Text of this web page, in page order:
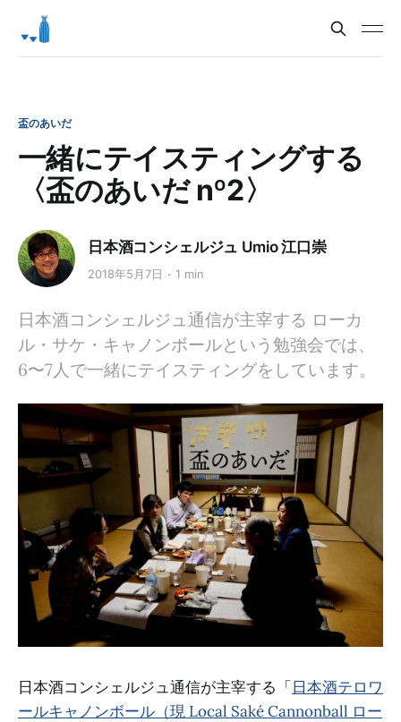
盃のあいだ
一緒にテイスティングする
〈盃のあいだ nº2〉
日本酒コンシェルジュ Umio 江口崇
2018年5月7日 1 min
日本酒コンシェルジュ通信が主宰する ローカ
ル・サケ・キャノンボールという勉強会では、
6〜7人で一緒にテイスティングをしています。
日本酒コンシェルジュ通信が主宰する「日本酒テロワ
ールキャノンボール（現 Local Saké Cannonball ロー